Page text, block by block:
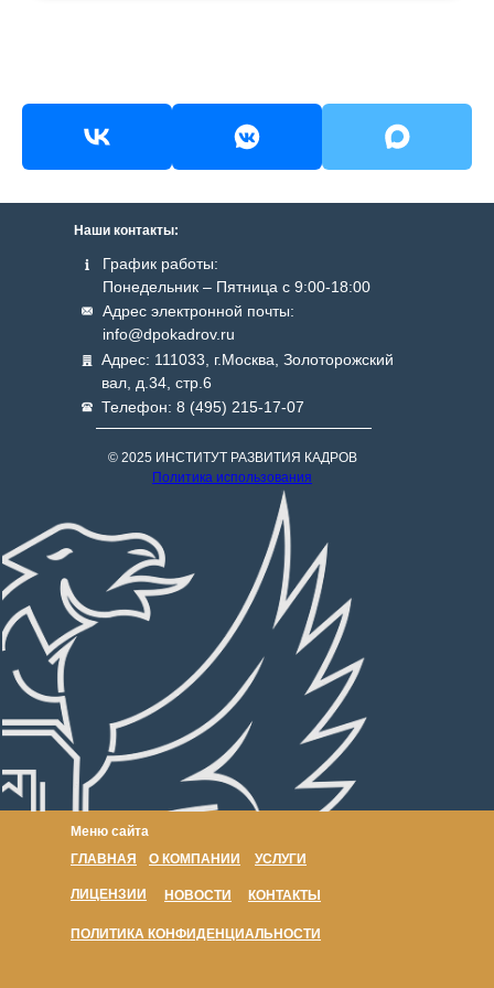
Меню сайта
Наши контакты:
График работы:
Понедельник – Пятница с 9:00-18:00
Адрес: 111033, г.Москва, Золоторожский
вал, д.34, стр.6
Телефон: 8 (495) 215-17-07
© 2025 ИНСТИТУТ РАЗВИТИЯ КАДРОВ
Политика использования
Адрес электронной почты:
info@dpokadrov.ru
ГЛАВНАЯ О КОМПАНИИ УСЛУГИ
ЛИЦЕНЗИИ НОВОСТИ КОНТАКТЫ
ПОЛИТИКА КОНФИДЕНЦИАЛЬНОСТИ